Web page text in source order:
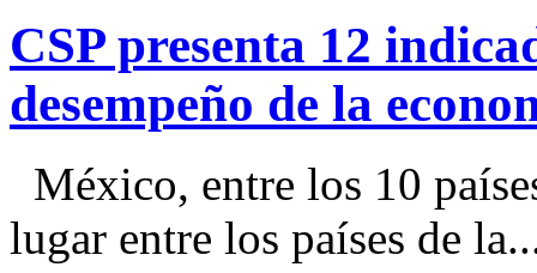
CSP presenta 12
desempeño de la
México, entre los 10
lugar entre los países de